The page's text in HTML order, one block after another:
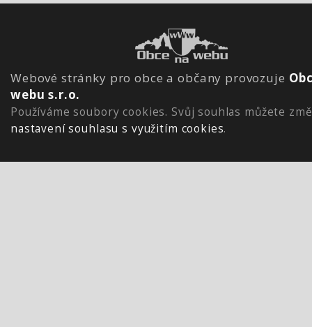
Webové stránky pro obce a občany provozuje
webu s.r.o.
Používáme soubory cookies. Svůj souhlas můžete
nastavení souhlasu s využitím cookies.